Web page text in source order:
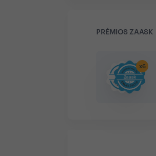
PRÉMIOS ZAASK
x6